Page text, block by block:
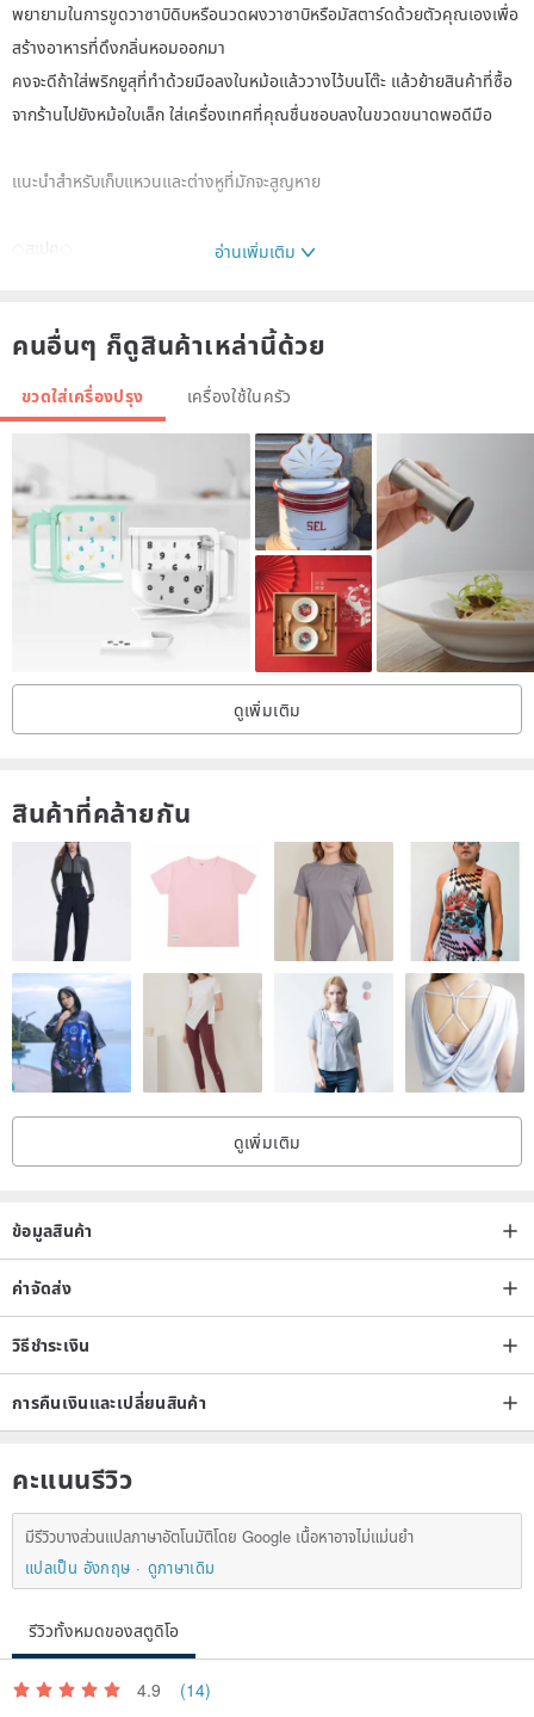
พยายามในการขูดวาซาบิดิบหรือนวดผงวาซาบิหรือมัสตาร์ดด้วยตัวคุณเองเพื่อ
สร้างอาหารที่ดึงกลิ่นหอมออกมา
คงจะดีถ้าใส่พริกยูสุที่ทำด้วยมือลงในหม้อแล้ววางไว้บนโต๊ะ แล้วย้ายสินค้าที่ซื้อ
จากร้านไปยังหม้อใบเล็ก ใส่เครื่องเทศที่คุณชื่นชอบลงในขวดขนาดพอดีมือ
แนะนำสำหรับเก็บแหวนและต่างหูที่มักจะสูญหาย
◇สเปค◇
-ข้อมูลจำเพาะ: ไมโครเวฟปลอดภัย เครื่องล้างจานปลอดภัย *ไม่มีไฟเปิด
- วัสดุ: เครื่องปั้นดินเผา
เครื่องปั้นดินเผา: Takatori ware Motonaga Touen
●พื้นที่การผลิต: หมู่บ้านโทโฮ จังหวัดฟุกุโอกะ
●การผลิต: เครื่องปั้นชา Chikuzen เครื่องปั้นดินเผา Takatori Motonaga
Touen Shoichi Motonaga
■สีจริงอาจแตกต่างจากภาพที่โพสต์เนื่องจากการตั้งค่าจอภาพ
[ข้อควรระวังในการใช้งาน]
・เนื่องจากเป็นสินค้าทำมือ จึงไม่มีขนาด สี และอื่นๆ ที่เหมือนกัน ขอให้เข้าใจว่า
เป็นลักษณะของดิน เช่น ผิดเพี้ยนไปบ้าง
・โปรดทราบว่าไม่สามารถใช้ในเตาอบหรือบนเปลวไฟได้
・สามารถใช้เตาไมโครเวฟและเครื่องล้างจานได้ โปรดจัดการด้วยความ
ระมัดระวังเนื่องจากการทำความเย็นอย่างรวดเร็วและความร้อนอย่างรวดเร็ว
อาจทำให้เกิดความเสียหายได้
・เนื่องจากธรรมชาติของเครื่องปั้นดินเผา จึงดูดซับน้ำได้ หากนำไปแช่น้ำก่อน
ใช้งาน คราบสกปรกจะไม่ติดง่าย
・บนพื้นผิวของเครื่องปั้นดินเผา อาจมีรอยแตกในการเคลือบระหว่าง
กระบวนการผลิต แต่ไม่ได้เป็นรอยขีดข่วน ดังนั้นโปรดเพลิดเพลินกับพื้นผิวของ
เครื่องปั้นดินเผาที่ใช้งานเป็นเวลานาน
・เราไม่แนะนำให้ใช้สารฟอกขาว
โปรดทราบว่าการซักและการทำให้แห้งไม่เพียงพอหลังการใช้งานอาจทำให้เกิด
อ่านเพิ่มเติม
คนอื่นๆ ก็ดูสินค้าเหล่านี้ด้วย
ขวดใส่เครื่องปรุง เครื่องใช้ในครัว
ดูเพิ่มเติม
สินค้าที่คล้ายกัน
ดูเพิ่มเติม
ข้อมูลสินค้า
ค่าจัดส่ง
วิธีชำระเงิน
การคืนเงินและเปลี่ยนสินค้า
คะแนนรีวิว
มีรีวิวบางส่วนแปลภาษาอัตโนมัติโดย Google เนื้อหาอาจไม่แม่นยำ
แปลเป็น อังกฤษ
ดูภาษาเดิม
รีวิวทั้งหมดของสตูดิโอ
4.9 (14)